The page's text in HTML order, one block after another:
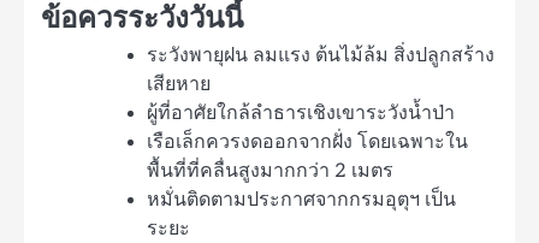
ข้อควรระวังวันนี้
ระวังพายุฝน ลมแรง ต้นไม้ล้ม สิ่งปลูกสร้าง
เสียหาย
ผู้ที่อาศัยใกล้ลำธารเชิงเขาระวังน้ำป่า
เรือเล็กควรงดออกจากฝั่ง โดยเฉพาะใน
พื้นที่ที่คลื่นสูงมากกว่า 2 เมตร
หมั่นติดตามประกาศจากกรมอุตุฯ เป็น
ระยะ